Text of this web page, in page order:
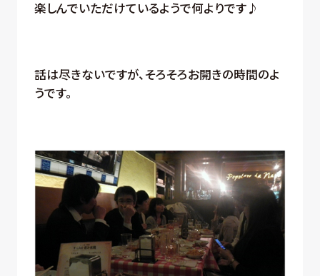
楽しんでいただけているようで何よりです♪
話は尽きないですが、そろそろお開きの時間のよ
うです。